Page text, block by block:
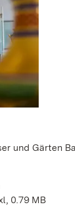
und Gärten
0.79 MB